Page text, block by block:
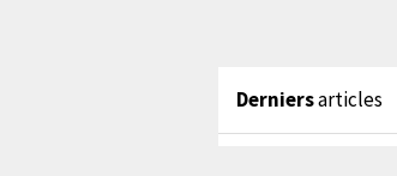
Derniersarticles